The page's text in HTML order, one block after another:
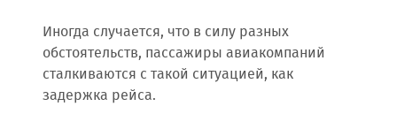
Иногда случается, что в силу разных
обстоятельств, пассажиры авиакомпаний
сталкиваются с такой ситуацией, как
задержка рейса.